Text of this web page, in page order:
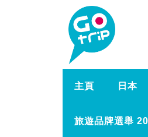
主頁 日本
旅遊品牌選舉